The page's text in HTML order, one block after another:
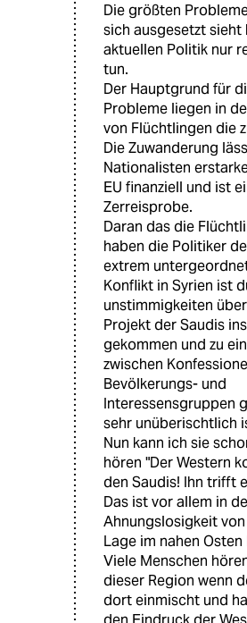
Die größten
sich ausgesetzt
aktuellen Politik nur
tun.
Der Hauptgrund für
Probleme liegen in
von Flüchtlingen die
Die Zuwanderung
Nationalisten
EU finanziell und ist
Zerreisprobe.
Daran das die
haben die Politiker
extrem
Konflikt in Syrien ist
unstimmigkeiten
Projekt der Saudis
gekommen und zu
zwischen
Bevölkerungs- und
Interessensgruppen
sehr unüberischtlich
Nun kann ich sie
hören "Der Western
den Saudis! Ihn trifft
Das ist vor allem in
Ahnungslosigkeit
Lage im nahen
Viele Menschen
dieser Region wenn
dort einmischt und